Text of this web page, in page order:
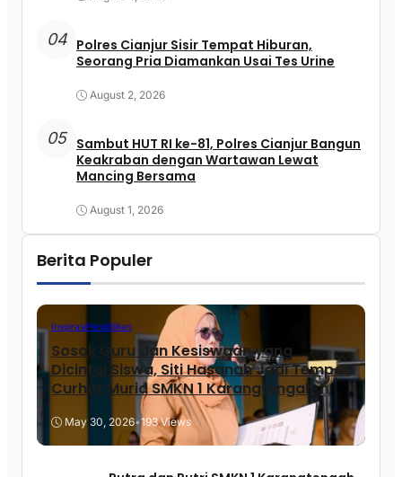
04 Polres Cianjur Sisir Tempat Hiburan,
Seorang Pria Diamankan Usai Tes Urine
August 2, 2026
05 Sambut HUT RI ke-81, Polres Cianjur Bangun
Keakraban dengan Wartawan Lewat
Mancing Bersama
August 1, 2026
Berita Populer
InspirasiPendidikan
Sosok Guru dan Kesiswaan yang
Dicintai Siswa, Siti Hasanah Jadi Tempat
Curhat Murid SMKN 1 Karangtengah
May 30, 2026•193 Views